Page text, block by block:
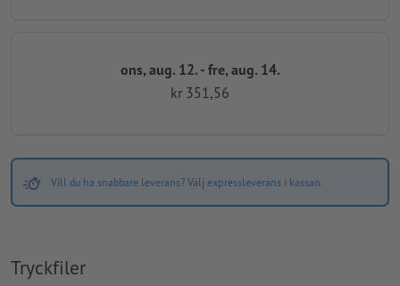
ons, aug. 12. - fre, aug. 14.
kr 351,56
Vill du ha snabbare leverans? Välj expressleverans i kassan.
Tryckfiler